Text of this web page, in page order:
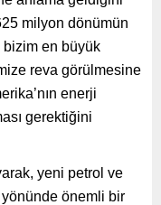
milyon dönümün
bizim en büyük
reva görülmesine
enerji
gerektiğini
yeni petrol ve
önemli bir